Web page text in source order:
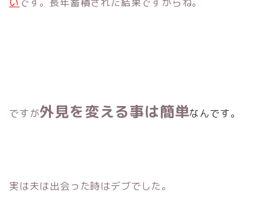
ですが外見を変える事は簡単なんです。
実は夫は出会った時はデブでした。